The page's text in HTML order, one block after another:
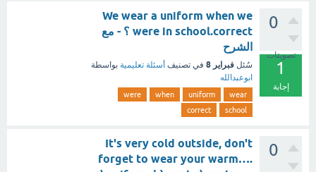
0
تصويتات
1
إجابة
We wear a uniform when we
were in school.correct ؟ - مع
الشرح
سُئل فبراير 8 في تصنيف أسئلة تعليمية بواسطة
ابوعبدالله
wear
uniform
when
were
school
correct
0
It's very cold outside, don't
forget to wear your warm….